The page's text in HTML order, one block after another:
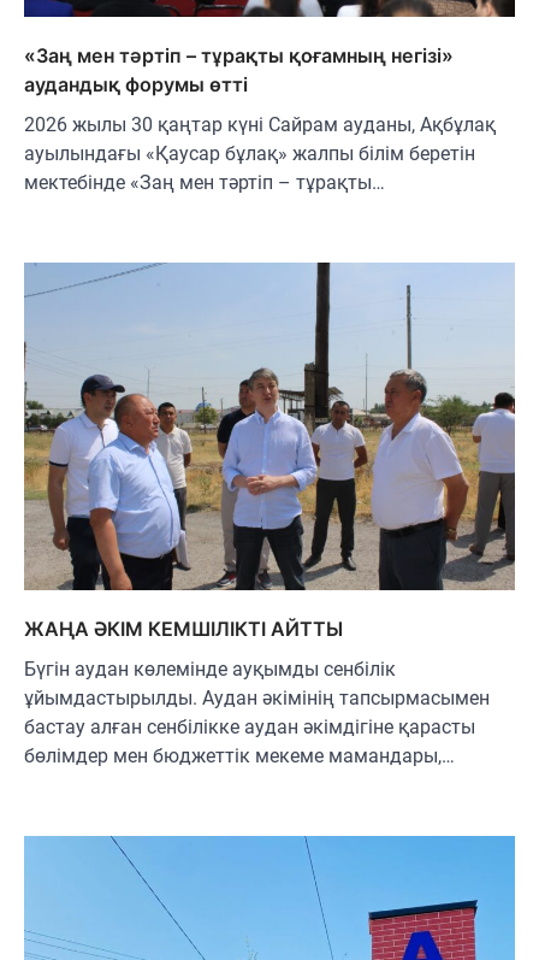
«Заң мен тәртіп – тұрақты қоғамның негізі»
аудандық форумы өтті
2026 жылы 30 қаңтар күні Сайрам ауданы, Ақбұлақ
ауылындағы «Қаусар бұлақ» жалпы білім беретін
мектебінде «Заң мен тәртіп – тұрақты…
ЖАҢА ӘКІМ КЕМШІЛІКТІ АЙТТЫ
Бүгін аудан көлемінде ауқымды сенбілік
ұйымдастырылды. Аудан әкімінің тапсырмасымен
бастау алған сенбілікке аудан әкімдігіне қарасты
бөлімдер мен бюджеттік мекеме мамандары,…